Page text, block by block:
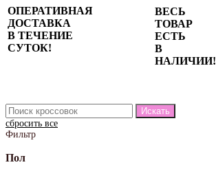
ОПЕРАТИВНАЯ
ДОСТАВКА
В ТЕЧЕНИЕ
СУТОК!
ВЕСЬ
ТОВАР
ЕСТЬ
В
НАЛИЧИИ!
сбросить все
Фильтр
Пол